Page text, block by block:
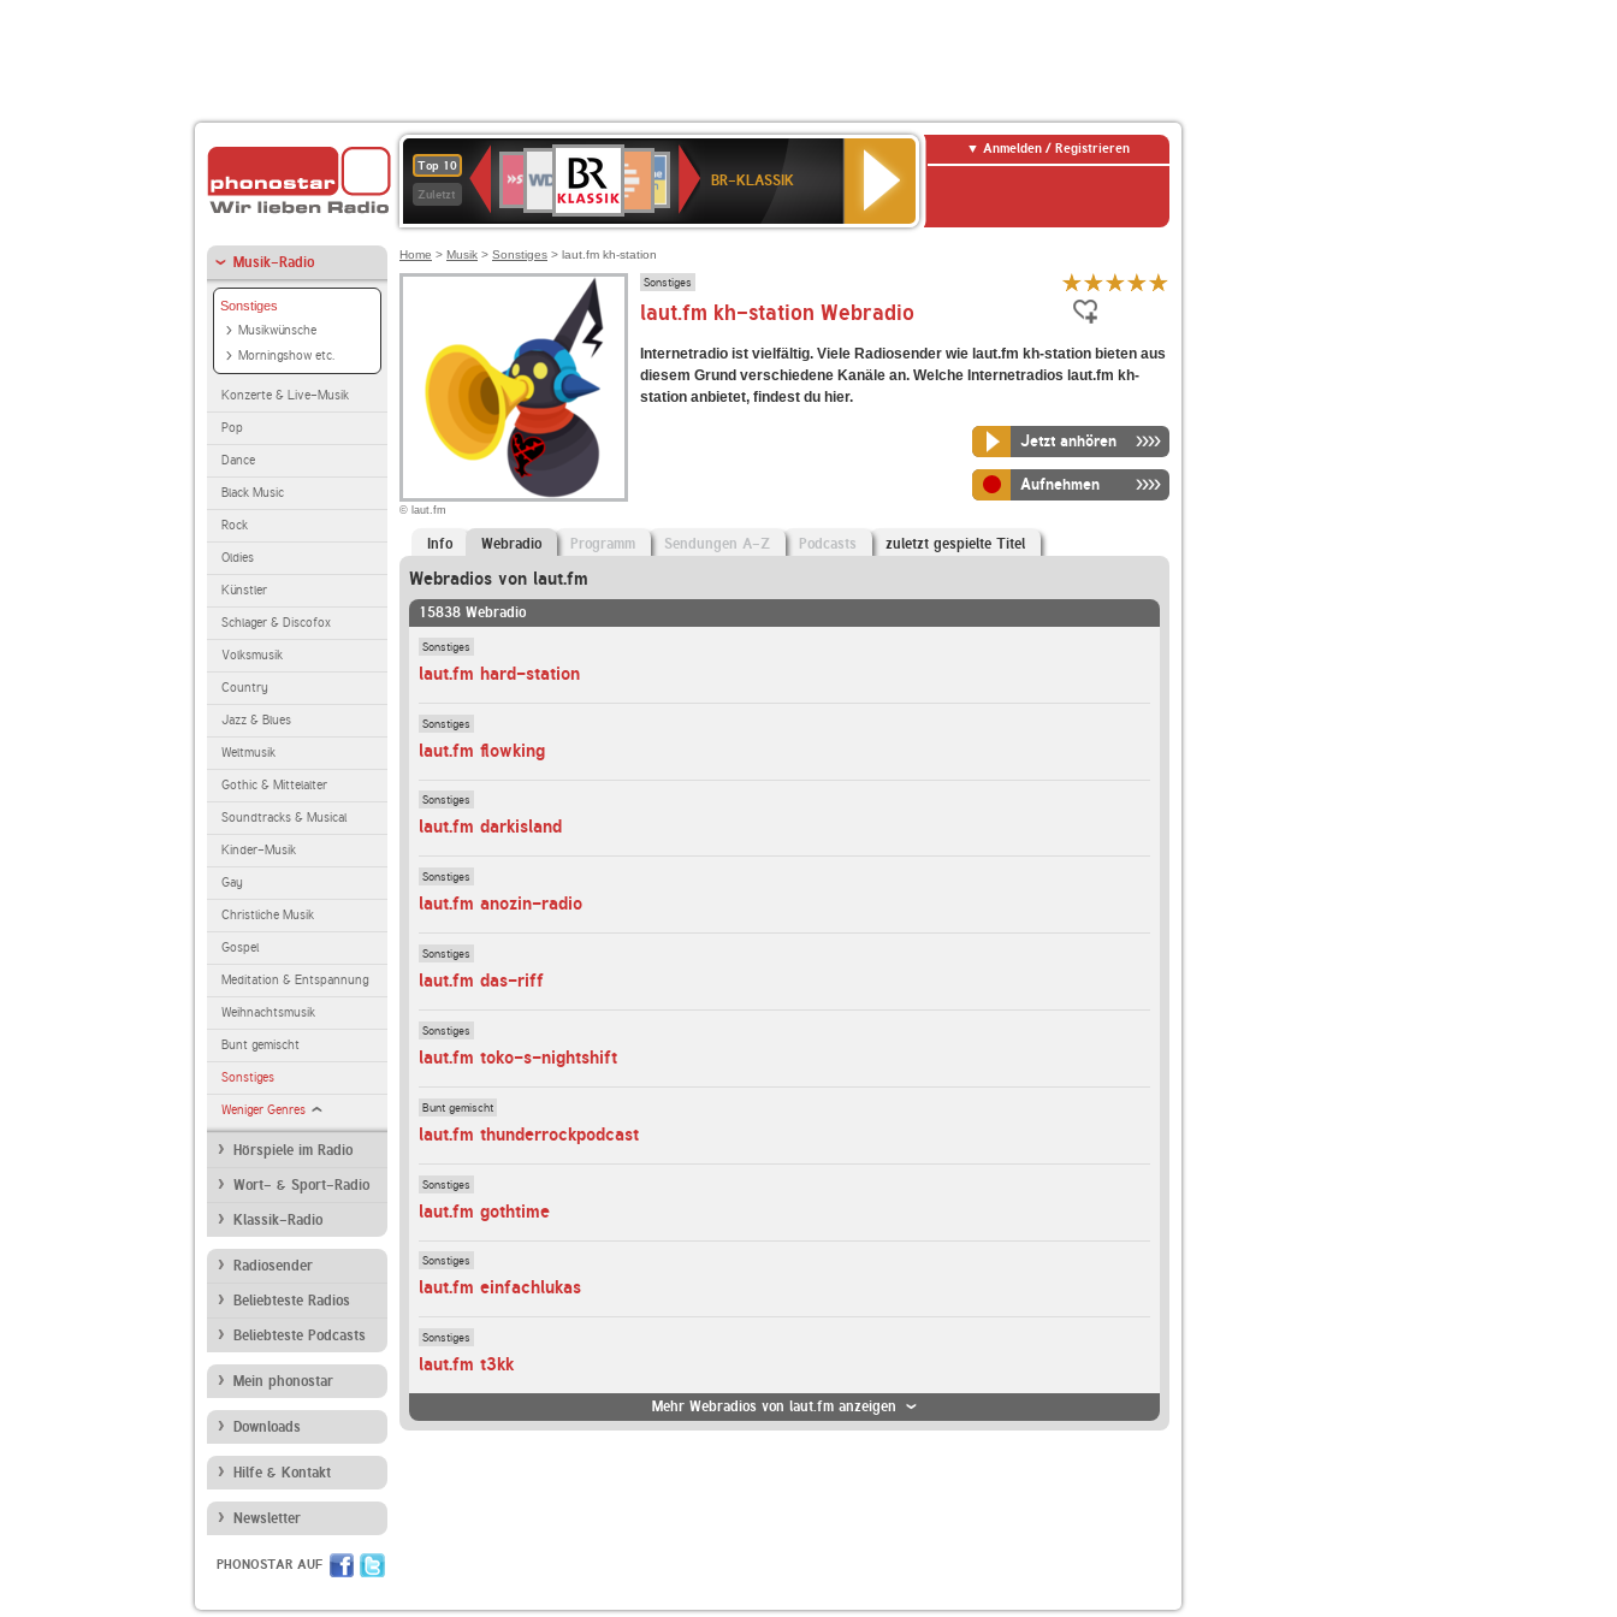
Top 10
Zuletzt
Deutschlandfunk
80er
90er
OLDIE
ANTENNE
4
BR-
KLASSIK
Deutschlandfunk
Kultur
ANTENNE
BAYERN
SWR
Kultur
NDR
2
BR-KLASSIK
Anmelden / Registrieren
Musik-Radio
Sonstiges
Musikwünsche
Morningshow etc.
Konzerte & Live-Musik
Pop
Dance
Black Music
Rock
Oldies
Künstler
Schlager & Discofox
Volksmusik
Country
Jazz & Blues
Weltmusik
Gothic & Mittelalter
Soundtracks & Musical
Kinder-Musik
Gay
Christliche Musik
Gospel
Meditation & Entspannung
Weihnachtsmusik
Bunt gemischt
Sonstiges
Weniger Genres
Hörspiele im Radio
Wort- & Sport-Radio
Klassik-Radio
Radiosender
Beliebteste Radios
Beliebteste Podcasts
Mein phonostar
Downloads
Hilfe & Kontakt
Newsletter
PHONOSTAR AUF
Home > Musik > Sonstiges > laut.fm kh-station
© laut.fm
Sonstiges
laut.fm kh-station Webradio
Internetradio ist vielfältig. Viele Radiosender wie laut.fm kh-station bieten aus
diesem Grund verschiedene Kanäle an. Welche Internetradios laut.fm kh-
station anbietet, findest du hier.
Jetzt anhören
Aufnehmen
Info Webradio Programm Sendungen A-Z Podcasts zuletzt gespielte Titel
Webradios von laut.fm
15838 Webradio
Sonstiges
laut.fm hard-station
Sonstiges
laut.fm flowking
Sonstiges
laut.fm darkisland
Sonstiges
laut.fm anozin-radio
Sonstiges
laut.fm das-riff
Sonstiges
laut.fm toko-s-nightshift
Bunt gemischt
laut.fm thunderrockpodcast
Sonstiges
laut.fm gothtime
Sonstiges
laut.fm einfachlukas
Sonstiges
laut.fm t3kk
Mehr Webradios von laut.fm anzeigen